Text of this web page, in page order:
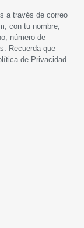
a través de correo
, con tu nombre,
número de
Recuerda que
de Privacidad